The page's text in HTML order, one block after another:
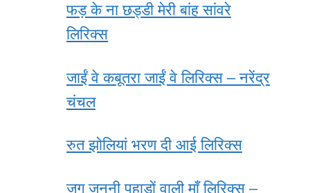
फड़ के ना छड्डी मेरी बांह सांवरे
लिरिक्स
जाईं वे कबूतरा जाईं वे लिरिक्स – नरेंद्र
चंचल
रुत झोलियां भरण दी आई लिरिक्स
जग जननी पहाड़ों वाली माँ लिरिक्स –